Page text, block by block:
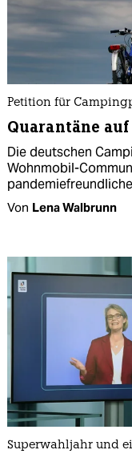
Petition für
Quarantäne
Die deutschen
Wohnmobil-
Von Lena Walbrunn
Superwahljahr und